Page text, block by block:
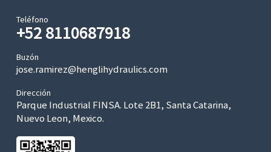
Teléfono
+52 8110687918
Buzón
jose.ramirez@henglihydraulics.com
Dirección
Parque Industrial FINSA. Lote 2B1, Santa Catarina,
Nuevo Leon, Mexico.